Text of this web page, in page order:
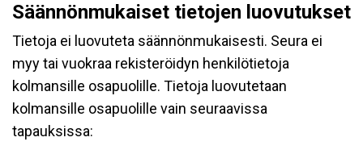
Säännönmukaiset tietojen luovutukset
Tietoja ei luovuteta säännönmukaisesti. Seura ei
myy tai vuokraa rekisteröidyn henkilötietoja
kolmansille osapuolille. Tietoja luovutetaan
kolmansille osapuolille vain seuraavissa
tapauksissa: